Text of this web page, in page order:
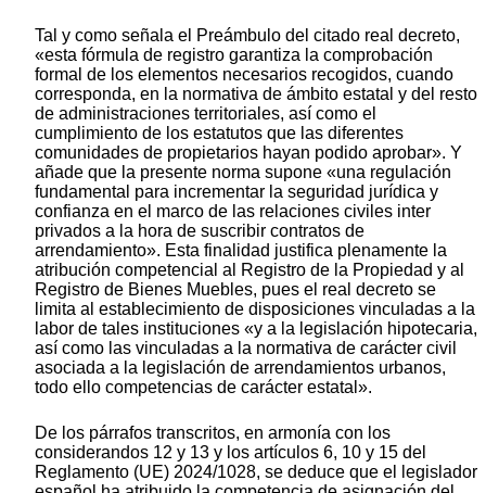
Tal y como señala el Preámbulo del citado real decreto,
«esta fórmula de registro garantiza la comprobación
formal de los elementos necesarios recogidos, cuando
corresponda, en la normativa de ámbito estatal y del resto
de administraciones territoriales, así como el
cumplimiento de los estatutos que las diferentes
comunidades de propietarios hayan podido aprobar». Y
añade que la presente norma supone «una regulación
fundamental para incrementar la seguridad jurídica y
confianza en el marco de las relaciones civiles inter
privados a la hora de suscribir contratos de
arrendamiento». Esta finalidad justifica plenamente la
atribución competencial al Registro de la Propiedad y al
Registro de Bienes Muebles, pues el real decreto se
limita al establecimiento de disposiciones vinculadas a la
labor de tales instituciones «y a la legislación hipotecaria,
así como las vinculadas a la normativa de carácter civil
asociada a la legislación de arrendamientos urbanos,
todo ello competencias de carácter estatal».
De los párrafos transcritos, en armonía con los
considerandos 12 y 13 y los artículos 6, 10 y 15 del
Reglamento (UE) 2024/1028, se deduce que el legislador